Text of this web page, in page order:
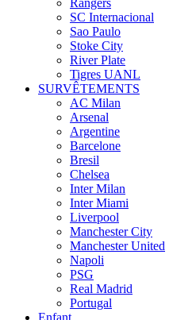
Rangers
SC Internacional
Sao Paulo
Stoke City
River Plate
Tigres UANL
SURVÊTEMENTS
AC Milan
Arsenal
Argentine
Barcelone
Bresil
Chelsea
Inter Milan
Inter Miami
Liverpool
Manchester City
Manchester United
Napoli
PSG
Real Madrid
Portugal